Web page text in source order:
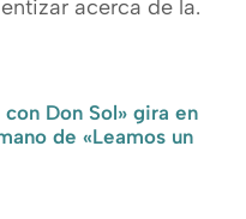
acerca de la.
Don Sol» gira en
de «Leamos un